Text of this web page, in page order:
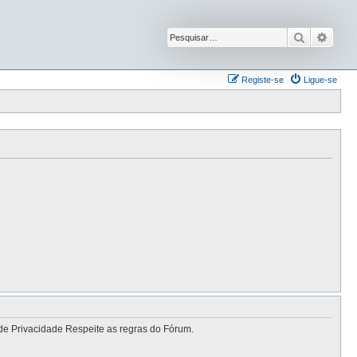
Pesquisar
Ligue-se
Registe-se
Privacidade Respeite as regras do Fórum.